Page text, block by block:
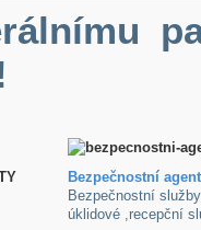
Bezpečnostní
Bezpečnostní
úklidové ,recepční